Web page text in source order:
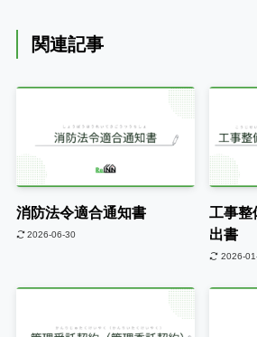
関連記事
消防法令適合通知書
2026-06-30
工事整
出書
2026-